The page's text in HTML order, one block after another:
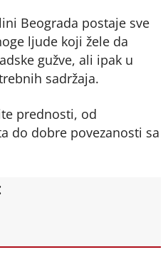
Beograda postaje sve
ljude koji žele da
gužve, ali ipak u
sadržaja.
prednosti, od
do dobre povezanosti sa